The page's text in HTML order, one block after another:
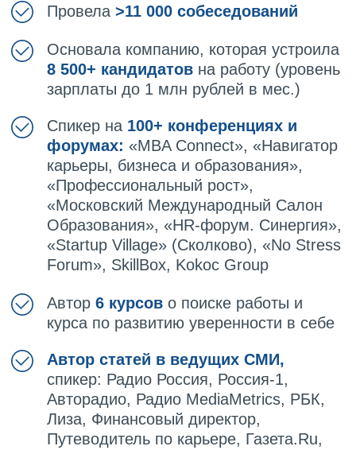
кандидатов (ТОП-менеджеры,
специалисты, эксперты). Мы знаем,
как кандидату продать себя дороже.
Знаем, как увеличить количество
компании
Оставляйте заявку, чтобы мы вам
помогли
ОСТАВИТЬ ЗАЯВКУ